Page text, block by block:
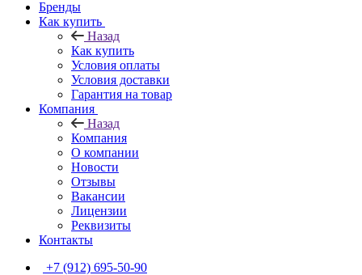
Бренды
Как купить
Назад
Как купить
Условия оплаты
Условия доставки
Гарантия на товар
Компания
Назад
Компания
О компании
Новости
Отзывы
Вакансии
Лицензии
Реквизиты
Контакты
+7 (912) 695-50-90